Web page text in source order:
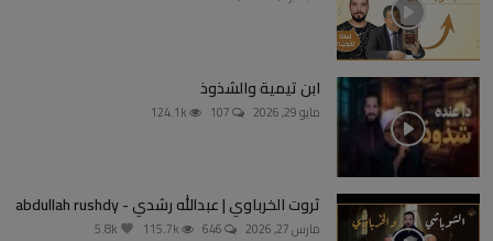
ابن تيمية والشذوذ
مايو 29, 2026
ثروت الخرباوي | عبدالله رشدي - abdullah rushdy
مارس 27, 2026